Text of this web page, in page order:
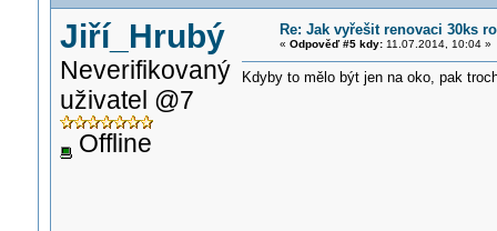
Jiří_Hrubý
Neverifikovaný
uživatel @7
Offline
Re: Jak vyřešit renovaci 30ks
« Odpověď #5 kdy:11.07.2014, 10:04 »
Kdyby to mělo být jen na oko, pak